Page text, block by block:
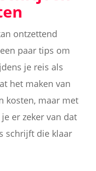
ontzettend
paar tips om
je reis als
het maken van
kosten, maar met
er zeker van dat
schrijft die klaar